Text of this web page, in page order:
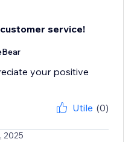
service!
your positive
Utile (0)
2025